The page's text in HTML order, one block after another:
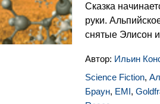
Сказка
руки.
снятые Элисон
Автор: Ильин
Science Fiction,
Браун, EMI,